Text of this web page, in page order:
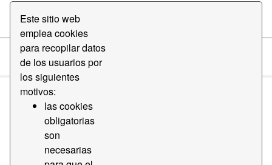
Este sitio web
emplea cookies
para recopilar datos
de los usuarios por
los siguientes
motivos:
las cookies
obligatorias
son
necesarias
Open Data
Datasets
Order by